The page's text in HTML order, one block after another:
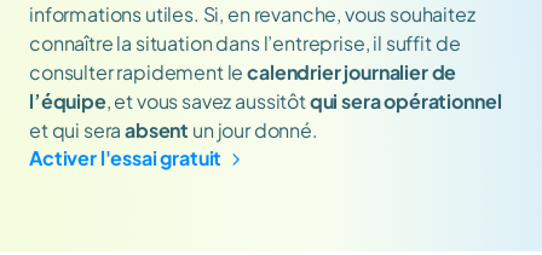
informations utiles. Si, en revanche, vous souhaitez
connaître la situation dans l’entreprise, il suffit de
consulter rapidement le calendrier journalier de
l’équipe, et vous savez aussitôt qui sera opérationnel
et qui sera absent un jour donné.
Activer l'essai gratuit